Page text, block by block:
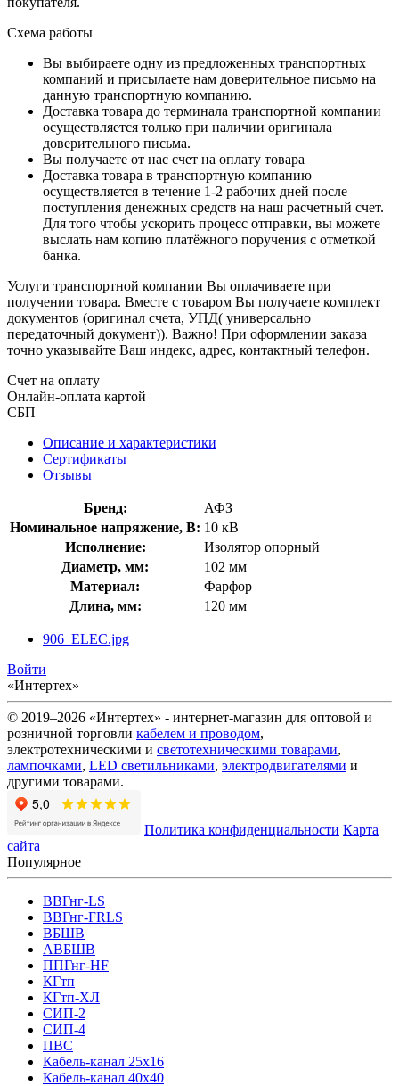
Схема работы
Вы выбираете одну из предложенных транспортных
компаний и присылаете нам доверительное письмо на
данную транспортную компанию.
Доставка товара до терминала транспортной компании
осуществляется только при наличии оригинала
доверительного письма.
Вы получаете от нас счет на оплату товара
Доставка товара в транспортную компанию
осуществляется в течение 1-2 рабочих дней после
поступления денежных средств на наш расчетный счет.
Для того чтобы ускорить процесс отправки, вы можете
выслать нам копию платёжного поручения с отметкой
банка.
Услуги транспортной компании Вы оплачиваете при
получении товара. Вместе с товаром Вы получаете комплект
документов (оригинал счета, УПД( универсально
передаточный документ)). Важно! При оформлении заказа
точно указывайте Ваш индекс, адрес, контактный телефон.
Счет на оплату
Онлайн-оплата картой
СБП
Описание и характеристики
Сертификаты
Отзывы
Бренд:
АФЗ
Номинальное напряжение, В: 10 кВ
Исполнение:
Изолятор опорный
Диаметр, мм:
102 мм
Материал:
Фарфор
Длина, мм:
120 мм
906_ELEC.jpg
Войти
«Интертех»
© 2019–2026 «Интертех» - интернет-магазин для оптовой и
розничной торговли кабелем и проводом,
электротехническими и светотехническими товарами,
лампочками, LED светильниками, электродвигателями и
другими товарами.
Политика конфиденциальности Карта
сайта
Популярное
ВВГнг-LS
ВВГнг-FRLS
ВБШВ
АВБШВ
ППГнг-HF
КГтп
КГтп-ХЛ
СИП-2
СИП-4
ПВС
Кабель-канал 25х16
Кабель-канал 40х40